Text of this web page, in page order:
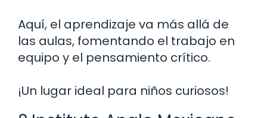
Aquí, el aprendizaje va más allá de
las aulas, fomentando el trabajo en
equipo y el pensamiento crítico.
¡Un lugar ideal para niños curiosos!